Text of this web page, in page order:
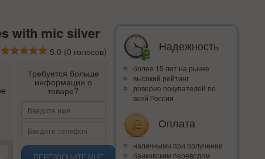
with mic silver
5.0 (0 голосов)
Требуется больше
информации о
товаре?
ПЕРЕЗВОНИТЕ МНЕ
Надежность
более 15 лет на рынке
высокий рейтинг
доверие покупателей по
всей России
Оплата
наличными при получении
банковским переводом